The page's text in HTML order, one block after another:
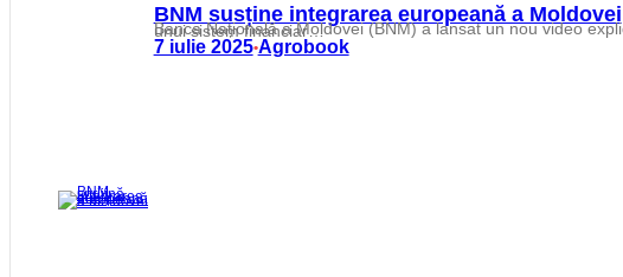
BNM susține integrarea europeană a Moldovei
Banca Națională a Moldovei (BNM) a lansat un nou video explicativ care evidențiază rolul instituției în susținerea parcursului european al Republicii Moldova, prin consolidarea unui sistem financiar…
7 iulie 2025•Agrobook